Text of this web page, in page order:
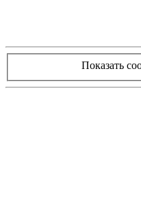
Показать